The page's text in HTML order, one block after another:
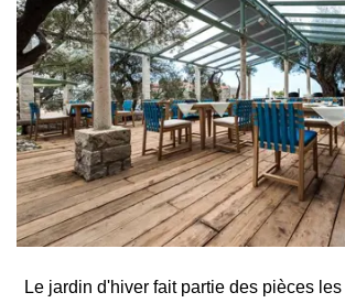
Le jardin d'hiver fait partie des pièces